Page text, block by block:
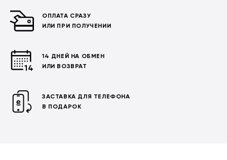
ОПЛАТА СРАЗУ
ИЛИ ПРИ ПОЛУЧЕНИИ
14 ДНЕЙ НА ОБМЕН
ИЛИ ВОЗВРАТ
ЗАСТАВКА ДЛЯ ТЕЛЕФОНА
В ПОДАРОК